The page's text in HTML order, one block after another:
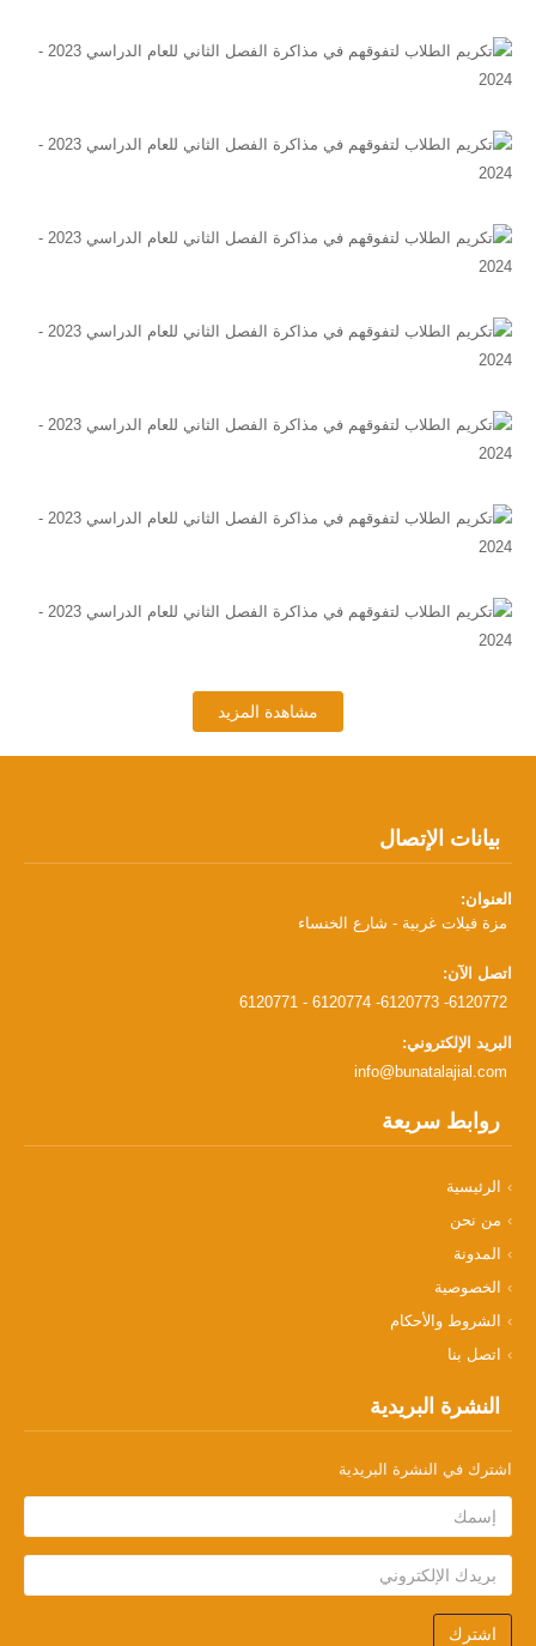
مشاهدة المزيد
بيانات الإتصال
العنوان:
مزة فيلات غربية - شارع الخنساء
اتصل الآن:
6120771 - 6120774 -6120773 -6120772
البريد الإلكتروني:
info@bunatalajial.com
روابط سريعة
الرئيسية
من نحن
المدونة
الخصوصية
الشروط والأحكام
اتصل بنا
النشرة البريدية
اشترك في النشرة البريدية
اشترك